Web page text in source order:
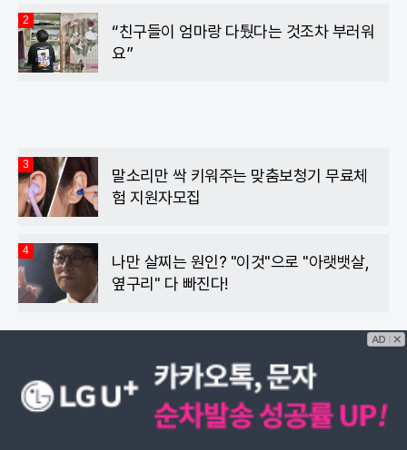
2
“친구들이 엄마랑 다퉜다는 것조차 부러워
요”
3
말소리만 싹 키워주는 맞춤보청기 무료체
험 지원자모집
4
나만 살찌는 원인? "이것"으로 "아랫뱃살,
옆구리" 다 빠진다!